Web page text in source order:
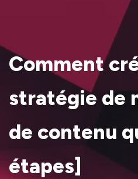
Comment
stratégie de
de contenu
étapes]